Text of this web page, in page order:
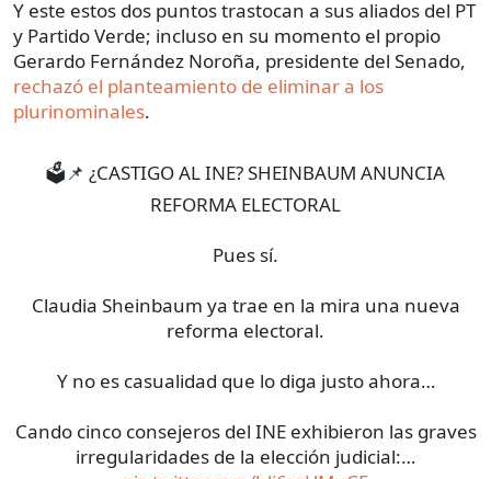
Y este estos dos puntos trastocan a sus aliados del PT
y Partido Verde; incluso en su momento el propio
Gerardo Fernández Noroña, presidente del Senado,
rechazó el planteamiento de eliminar a los
plurinominales.
🗳📌 ¿CASTIGO AL INE? SHEINBAUM ANUNCIA
REFORMA ELECTORAL
Pues sí.
Claudia Sheinbaum ya trae en la mira una nueva
reforma electoral.
Y no es casualidad que lo diga justo ahora…
Cando cinco consejeros del INE exhibieron las graves
irregularidades de la elección judicial:…